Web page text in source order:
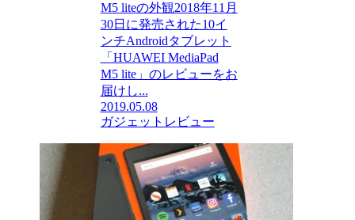
M5 liteの外観2018年11月
30日に発売された10イ
ンチAndroidタブレット
「HUAWEI MediaPad
M5 lite」のレビューをお
届けし...
2019.05.08
ガジェットレビュー